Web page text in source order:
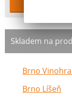
Skladem na
Brno
Brno Líšeň